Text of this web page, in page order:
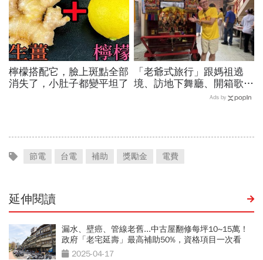
檸檬搭配它，臉上斑點全部
消失了，小肚子都變平坦了
「老爺式旅行」跟媽祖遶
境、訪地下舞廳、開箱歌劇
院後台…國旅不只是國旅！
Ads by
節電 台電 補助 獎勵金 電費
延伸閱讀
漏水、壁癌、管線老舊...中古屋翻修每坪10~15萬！
政府「老宅延壽」最高補助50%，資格項目一次看
2025-04-17